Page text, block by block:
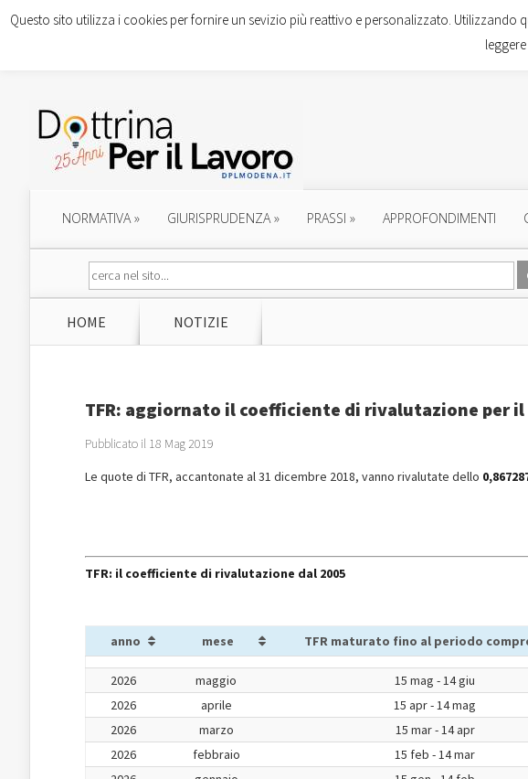
NORMATIVA» GIURISPRUDENZA» PRASSI » APPROFONDIMENTI
HOME NOTIZIE
TFR: aggiornato il coefficiente di rivalutazione per il
Pubblicato il 18 Mag 2019
Le quote di TFR, accantonate al 31 dicembre 2018, vanno rivalutate dello
TFR: il coefficiente di rivalutazione dal 2005
anno
mese TFR maturato fino al periodo
2026 maggio 15 mag - 14 giu
2026
aprile 15 apr - 14 mag
2026
marzo 15 mar - 14 apr
2026
febbraio 15 feb - 14 mar
Questo sito utilizza i cookies per fornire un sevizio più reattivo e personalizzato.